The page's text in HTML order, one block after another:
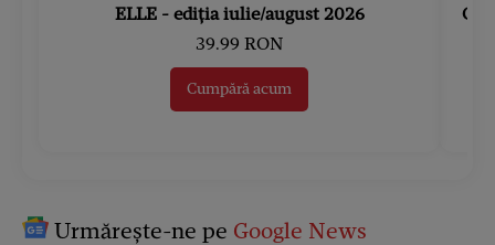
ELLE - ediția iulie/august 2026
39.99 RON
Cumpără acum
Urmărește-ne pe Google News